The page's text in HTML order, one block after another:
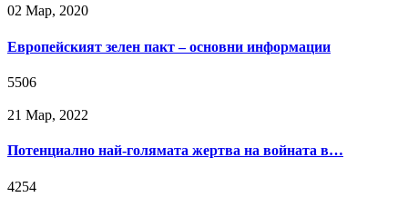
02 Мар, 2020
Европейският зелен пакт – основни информации
5506
21 Мар, 2022
Потенциално най-голямата жертва на войната в…
4254